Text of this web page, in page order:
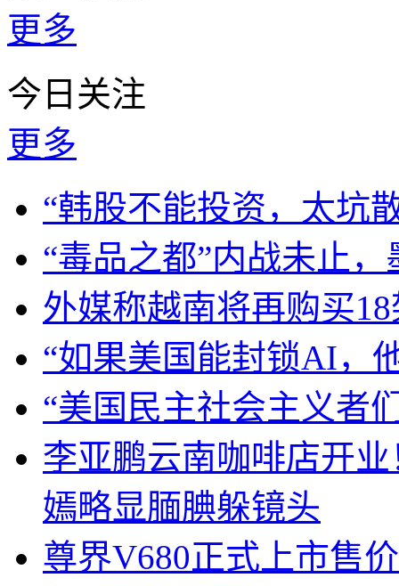
更多
今日关注
更多
“韩股不能投资，太坑
“毒品之都”内战未止
外媒称越南将再购买
“如果美国能封锁AI，
“美国民主社会主义者
李亚鹏云南咖啡店开
嫣略显腼腆躲镜头
尊界V680正式上市售